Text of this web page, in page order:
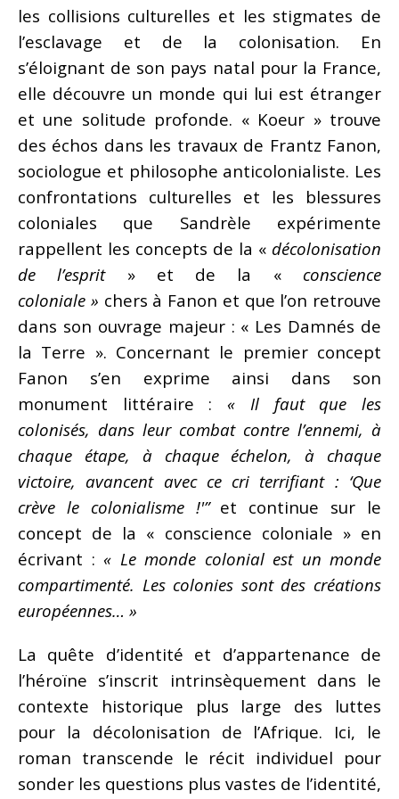
les collisions culturelles et les stigmates de
l’esclavage et de la colonisation. En
s’éloignant de son pays natal pour la France,
elle découvre un monde qui lui est étranger
et une solitude profonde. « Koeur » trouve
des échos dans les travaux de Frantz Fanon,
sociologue et philosophe anticolonialiste. Les
confrontations culturelles et les blessures
coloniales que Sandrèle expérimente
rappellent les concepts de la « décolonisation
de l’esprit » et de la « conscience
coloniale » chers à Fanon et que l’on retrouve
dans son ouvrage majeur : « Les Damnés de
la Terre ». Concernant le premier concept
Fanon s’en exprime ainsi dans son
monument littéraire : « Il faut que les
colonisés, dans leur combat contre l’ennemi, à
chaque étape, à chaque échelon, à chaque
victoire, avancent avec ce cri terrifiant : ‘Que
crève le colonialisme !'”et continue sur le
concept de la « conscience coloniale » en
écrivant : « Le monde colonial est un monde
compartimenté. Les colonies sont des créations
européennes… »
La quête d’identité et d’appartenance de
l’héroïne s’inscrit intrinsèquement dans le
contexte historique plus large des luttes
pour la décolonisation de l’Afrique. Ici, le
roman transcende le récit individuel pour
sonder les questions plus vastes de l’identité,